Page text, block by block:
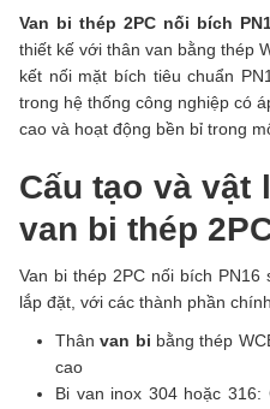
Van bi thép 2PC nối bích
thiết kế với thân van bằng thép
kết nối mặt bích tiêu chuẩn
trong hệ thống công nghiệp có
cao và hoạt động bền bỉ trong
Cấu tạo và vật
van bi thép
Van bi thép 2PC nối bích
lắp đặt, với các thành phần
Thânvan bi bằng thép
cao
Bi van inox 304 hoặc